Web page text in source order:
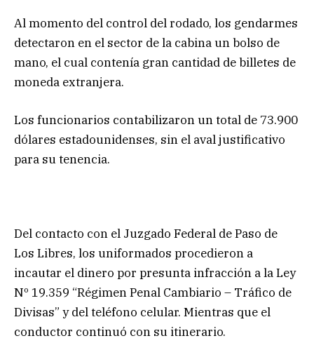
Al momento del control del rodado, los gendarmes
detectaron en el sector de la cabina un bolso de
mano, el cual contenía gran cantidad de billetes de
moneda extranjera.
Los funcionarios contabilizaron un total de 73.900
dólares estadounidenses, sin el aval justificativo
para su tenencia.
Del contacto con el Juzgado Federal de Paso de
Los Libres, los uniformados procedieron a
incautar el dinero por presunta infracción a la Ley
Nº 19.359 “Régimen Penal Cambiario – Tráfico de
Divisas” y del teléfono celular. Mientras que el
conductor continuó con su itinerario.